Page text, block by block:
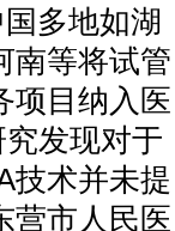
多地如湖
南等将试管
项目纳入医
发现对于
技术并未提
营市人民医